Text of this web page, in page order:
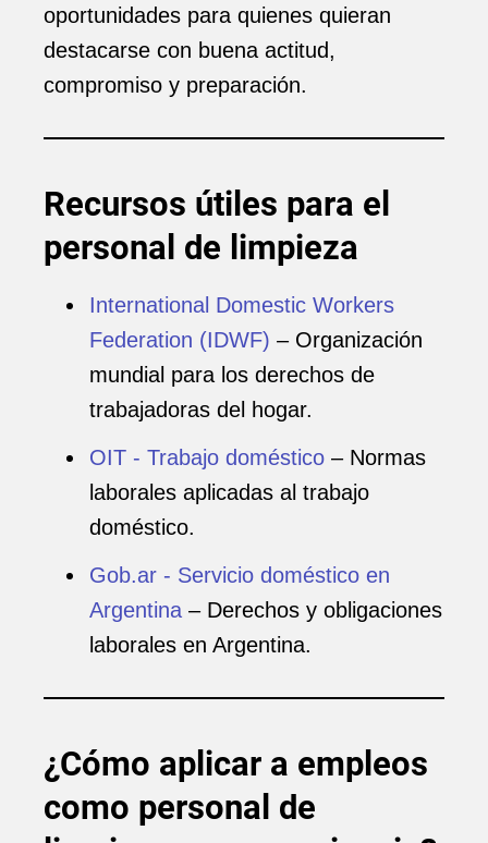
oportunidades para quienes quieran
destacarse con buena actitud,
compromiso y preparación.
Recursos útiles para el
personal de limpieza
International Domestic Workers
Federation (IDWF) – Organización
mundial para los derechos de
trabajadoras del hogar.
OIT - Trabajo doméstico – Normas
laborales aplicadas al trabajo
doméstico.
Gob.ar - Servicio doméstico en
Argentina – Derechos y obligaciones
laborales en Argentina.
¿Cómo aplicar a empleos
como personal de